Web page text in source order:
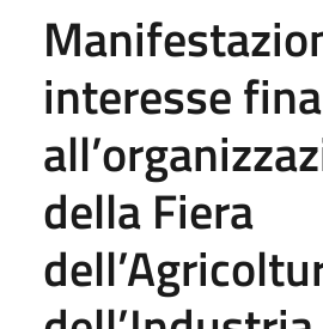
interesse
della Fiera